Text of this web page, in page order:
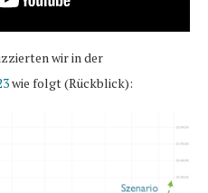
wir in der
wie folgt (Rückblick):